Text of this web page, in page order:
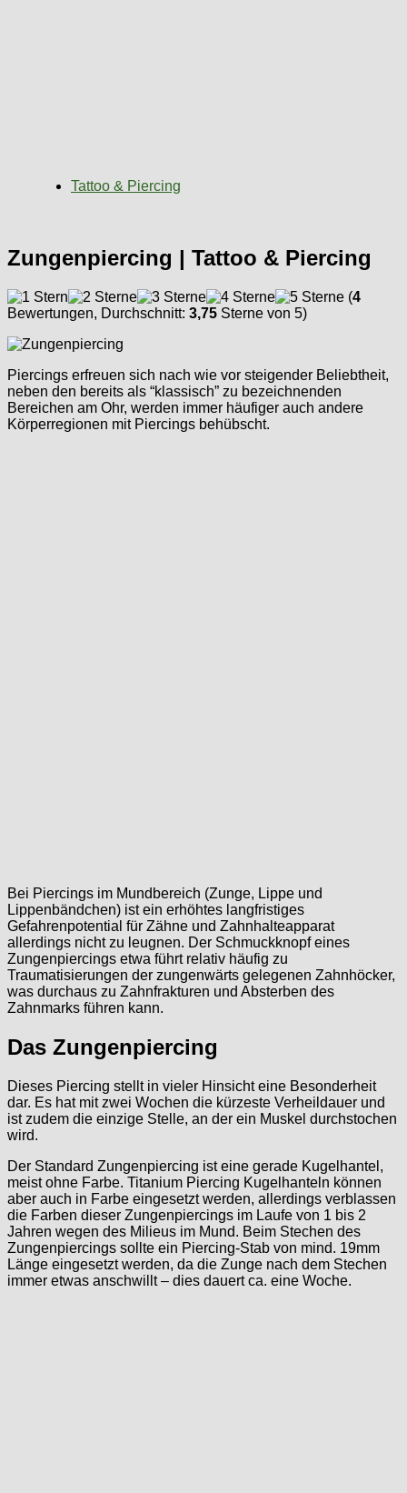
Tattoo & Piercing
Zungenpiercing | Tattoo & Piercing
(4
Bewertungen, Durchschnitt: 3,75 Sterne von 5)
Piercings erfreuen sich nach wie vor steigender Beliebtheit,
neben den bereits als “klassisch” zu bezeichnenden
Bereichen am Ohr, werden immer häufiger auch andere
Körperregionen mit Piercings behübscht.
Bei Piercings im Mundbereich (Zunge, Lippe und
Lippenbändchen) ist ein erhöhtes langfristiges
Gefahrenpotential für Zähne und Zahnhalteapparat
allerdings nicht zu leugnen. Der Schmuckknopf eines
Zungenpiercings etwa führt relativ häufig zu
Traumatisierungen der zungenwärts gelegenen Zahnhöcker,
was durchaus zu Zahnfrakturen und Absterben des
Zahnmarks führen kann.
Das Zungenpiercing
Dieses Piercing stellt in vieler Hinsicht eine Besonderheit
dar. Es hat mit zwei Wochen die kürzeste Verheildauer und
ist zudem die einzige Stelle, an der ein Muskel durchstochen
wird.
Der Standard Zungenpiercing ist eine gerade Kugelhantel,
meist ohne Farbe. Titanium Piercing Kugelhanteln können
aber auch in Farbe eingesetzt werden, allerdings verblassen
die Farben dieser Zungenpiercings im Laufe von 1 bis 2
Jahren wegen des Milieus im Mund. Beim Stechen des
Zungenpiercings sollte ein Piercing-Stab von mind. 19mm
Länge eingesetzt werden, da die Zunge nach dem Stechen
immer etwas anschwillt – dies dauert ca. eine Woche.